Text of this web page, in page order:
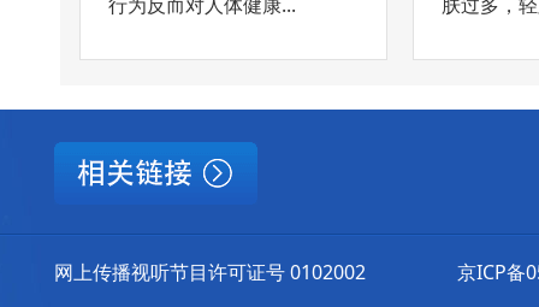
网上传播视听节目许可证号 0102002 京ICP备